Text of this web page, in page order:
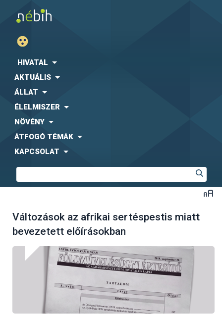
HIVATAL
AKTUÁLIS
ÁLLAT
ÉLELMISZER
NÖVÉNY
ÁTFOGÓ TÉMÁK
KAPCSOLAT
Változások az afrikai sertéspestis miatt
bevezetett előírásokban